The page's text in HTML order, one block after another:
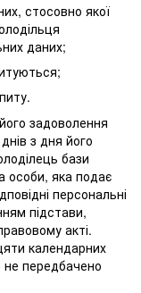
стосовно якої
даних;
задоволення
з дня його
бази
особи, яка подає
персональні
підстави,
акті.
календарних
передбачено